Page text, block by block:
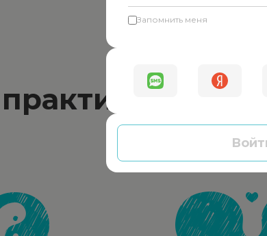
практически в
Запомнить меня